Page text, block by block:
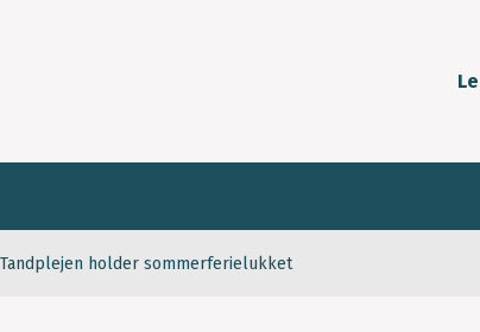
Tandplejen holder sommerferielukket